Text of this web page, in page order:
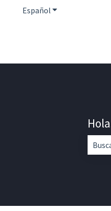
Español Traducciones de